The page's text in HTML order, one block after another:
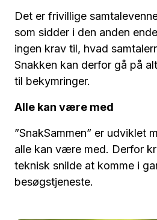
Det er frivillige
som sidder i den anden
ingen krav til, hvad
Snakken kan derfor gå på
til bekymringer.
Alle kan være med
”SnakSammen” er udviklet
alle kan være med. Derfor
teknisk snilde at komme i
besøgstjeneste.